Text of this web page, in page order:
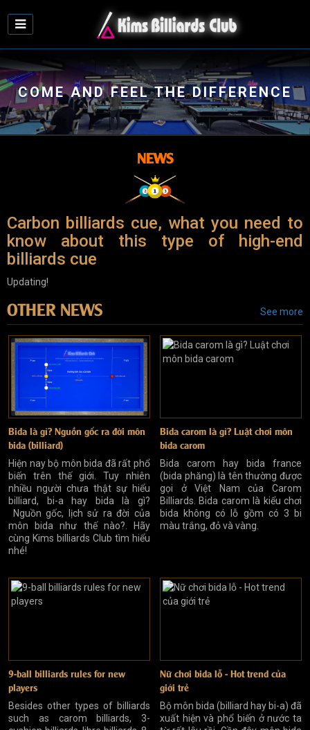
COME AND FEEL THE DIFFERENCE
NEWS
Carbon billiards cue, what you need to
know about this type of high-end
billiards cue
Updating!
OTHER NEWS See more
Bida là gì? Nguồn gốc ra đời môn
bida (billiard)
Hiện nay bộ môn bida đã rất phổ
biến trên thế giới. Tuy nhiên
nhiều người chưa thật sự hiểu
billiard, bi-a hay bida là gì?
Nguồn gốc, lịch sử ra đời của
môn bida như thế nào?. Hãy
cùng Kims billiards Club tìm hiểu
nhé!
Bida carom là gì? Luật chơi môn
bida carom
Bida carom hay bida france
(bida phăng) là tên thường được
gọi ở Việt Nam của Carom
Billiards. Bida carom là kiểu chơi
bida không có lỗ gồm có 3 bi
màu trắng, đỏ và vàng.
9-ball billiards rules for new
players
Besides other types of billiards
such as carom billiards, 3-
Nữ chơi bida lỗ - Hot trend của
giới trẻ
Bộ môn bida (billiard hay bi-a) đã
xuất hiện và phổ biến ở nước ta